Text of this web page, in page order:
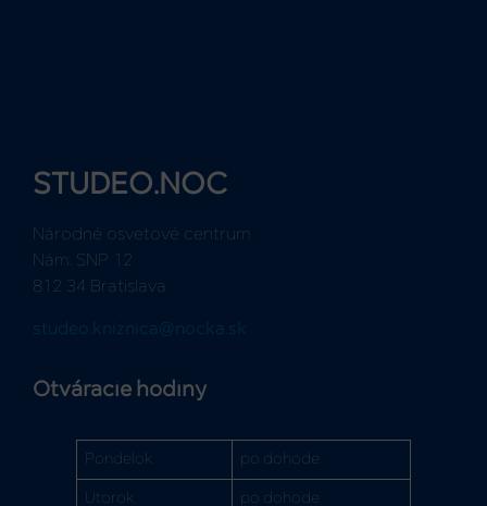
STUDEO.NOC
Národné osvetové centrum
Nám. SNP 12
812 34 Bratislava
studeo.kniznica@nocka.sk
Otváracie hodiny
Pondelok po dohode
Utorok po dohode